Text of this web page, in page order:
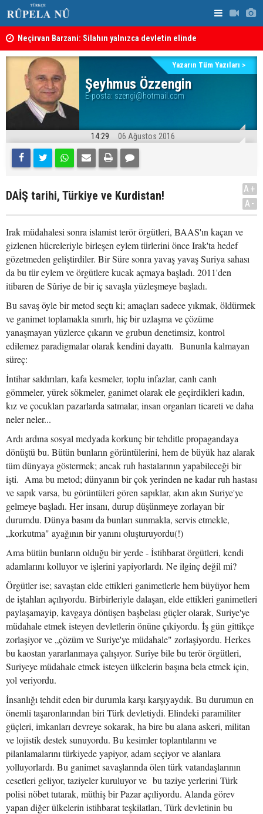
Neçirvan Barzani: Silahın yalnızca devletin elinde
toplanması kararı uygulanmalı
Kürdistan Hükümeti'nden Kor Mor gazı tepkisi
Şeyhmus Özzengin
E-posta: szengi@hotmail.com
Yazarın Tüm Yazıları >
14:29 06 Ağustos 2016
DAİŞ tarihi, Türkiye ve Kurdistan!
A+
A-
Irak müdahalesi sonra islamist terör örgütleri, BAAS'ın kaçan ve
gizlenen hücreleriyle birleşen eylem türlerini önce Irak'ta hedef
gözetmeden geliştirdiler. Bir Süre sonra yavaş yavaş Suriya sahası
da bu tür eylem ve örgütlere kucak açmaya başladı. 2011'den
itibaren de Sûriye de bir iç savaşla yüzleşmeye başladı.
Bu savaş öyle bir metod seçtı ki; amaçları sadece yıkmak, öldürmek
ve ganimet toplamakla sınırlı, hiç bir uzlaşma ve çözüme
yanaşmayan yüzlerce çıkarın ve grubun denetimsiz, kontrol
edilemez paradigmalar olarak kendini dayattı. Bununla kalmayan
süreç:
İntihar saldırıları, kafa kesmeler, toplu infazlar, canlı canlı
gömmeler, yürek sökmeler, ganimet olarak ele geçirdikleri kadın,
kız ve çocukları pazarlarda satmalar, insan organları ticareti ve daha
neler neler...
Ardı ardına sosyal medyada korkunç bir tehditle propagandaya
dönüştü bu. Bütün bunların görüntülerini, hem de büyük haz alarak
tüm dünyaya göstermek; ancak ruh hastalarının yapabileceği bir
işti. Ama bu metod; dünyanın bir çok yerinden ne kadar ruh hastası
ve sapık varsa, bu görüntüleri gören sapıklar, akın akın Suriye'ye
gelmeye başladı. Her insanı, durup düşünmeye zorlayan bir
durumdu. Dünya basını da bunları sunmakla, servis etmekle,
„korkutma" ayağının bir yanını oluşturuyordu(!)
Ama bütün bunların olduğu bir yerde - İstihbarat örgütleri, kendi
adamlarını kolluyor ve işlerini yapiyorlardı. Ne ilginç değil mi?
Örgütler ise; savaştan elde ettikleri ganimetlerle hem büyüyor hem
de iştahları açılıyordu. Birbirleriyle dalaşan, elde ettikleri ganimetleri
paylaşamayip, kavgaya dönüşen başbelası güçler olarak, Suriye'ye
müdahale etmek isteyen devletlerin önüne çıkiyordu. İş gün gittikçe
zorlaşiyor ve „çözüm ve Suriye'ye müdahale" zorlaşiyordu. Herkes
bu kaostan yararlanmaya çalışıyor. Surîye bile bu terör örgütleri,
Suriyeye müdahale etmek isteyen ülkelerin başına bela etmek için,
yol veriyordu.
İnsanlığı tehdit eden bir durumla karşı karşıyaydık. Bu durumun en
önemli taşaronlarından biri Türk devletiydi. Elindeki paramiliter
güçleri, imkanları devreye sokarak, ha bire bu alana askeri, militan
ve lojistik destek sunuyordu. Bu kesimler toplantılarını ve
pilanlamalarını türkiyede yapiyor, adam seçiyor ve alanlara
yolluyorlardı. Bu ganimet savaşlarında ölen türk vatandaşlarının
cesetleri geliyor, taziyeler kuruluyor ve bu taziye yerlerini Türk
polisi nöbet tutarak, müthiş bir Pazar açıliyordu. Alanda görev
yapan diğer ülkelerin istihbarat teşkilatları, Türk devletinin bu